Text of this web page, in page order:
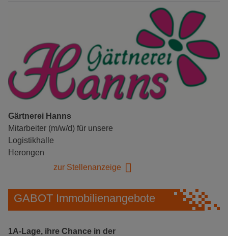
Gärtnerei Hanns
Mitarbeiter (m/w/d) für unsere
Logistikhalle
Herongen
zur Stellenanzeige
GABOT Immobilienangebote
1A-Lage, ihre Chance in der